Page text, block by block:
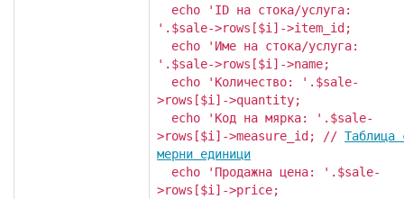
echo 'ID на стока/услуга:
'.$sale->rows[$i]->item_id;
echo 'Име на стока/услуга:
'.$sale->rows[$i]->name;
echo 'Количество: '.$sale-
>rows[$i]->quantity;
echo 'Код на мярка: '.$sale-
>rows[$i]->measure_id; // Таблица
мерни единици
echo 'Продажна цена: '.$sale-
>rows[$i]->price;